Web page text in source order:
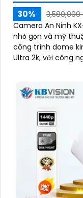
30%
3,580,000
Camera An Ninh
nhỏ gọn và mỹ
công trình dome kim loại. Camera này
Ultra 2k, với công